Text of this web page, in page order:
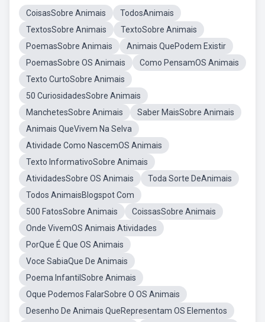
CoisasSobre Animais
TodosAnimais
TextosSobre Animais
TextoSobre Animais
PoemasSobre Animais
Animais QuePodem Existir
PoemasSobre OS Animais
Como PensamOS Animais
Texto CurtoSobre Animais
50 CuriosidadesSobre Animais
ManchetesSobre Animais
Saber MaisSobre Animais
Animais QueVivem Na Selva
Atividade Como NascemOS Animais
Texto InformativoSobre Animais
AtividadesSobre OS Animais
Toda Sorte DeAnimais
Todos AnimaisBlogspot Com
500 FatosSobre Animais
CoissasSobre Animais
Onde VivemOS Animais Atividades
PorQue É Que OS Animais
Voce SabiaQue De Animais
Poema InfantilSobre Animais
Oque Podemos FalarSobre O OS Animais
Desenho De Animais QueRepresentam OS Elementos